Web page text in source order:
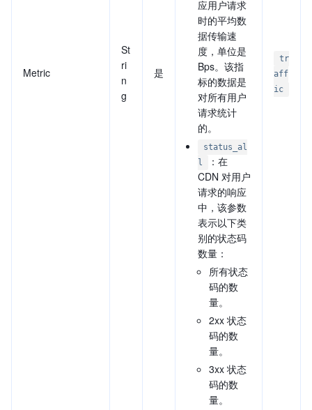
Metric
St
ri
n
g
是
应用户请求
时的平均数
据传输速
度，单位是
Bps。该指
标的数据是
对所有用户
请求统计
的。
status_al
l
：在
CDN 对用户
请求的响应
中，该参数
表示以下类
别的状态码
数量：
所有状态
码的数
量。
2xx 状态
码的数
量。
3xx 状态
码的数
量。
tr
aff
ic